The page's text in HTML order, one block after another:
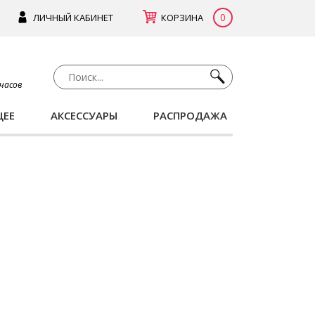
ЛИЧНЫЙ КАБИНЕТ КОРЗИНА 0
АКСЕССУАРЫ РАСПРОДАЖА